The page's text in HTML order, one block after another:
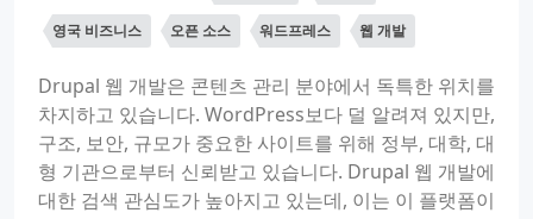
영국 비즈니스 오픈 소스 워드프레스 웹 개발
Drupal 웹 개발은 콘텐츠 관리 분야에서 독특한 위치를
차지하고 있습니다. WordPress보다 덜 알려져 있지만,
구조, 보안, 규모가 중요한 사이트를 위해 정부, 대학, 대
형 기관으로부터 신뢰받고 있습니다. Drupal 웹 개발에
대한 검색 관심도가 높아지고 있는데, 이는 이 플랫폼이